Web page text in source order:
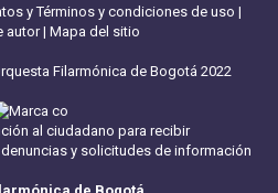
y Términos y condiciones de uso |
autor| Mapa del sitio
Filarmónica de Bogotá 2022
al ciudadano para recibir
y solicitudes de información